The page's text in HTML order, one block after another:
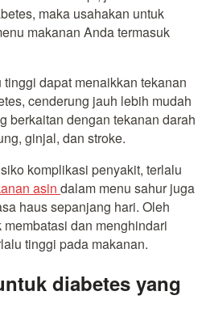
maka usahakan untuk
makanan Anda termasuk
dapat menaikkan tekanan
cenderung jauh lebih mudah
berkaitan dengan tekanan darah
ginjal, dan stroke.
komplikasi penyakit, terlalu
asin dalam menu sahur juga
haus sepanjang hari. Oleh
dan menghindari
tinggi pada makanan.
diabetes yang